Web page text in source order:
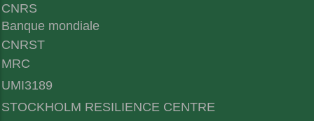
CNRS
Banque mondiale
CNRST
MRC
UMI3189
STOCKHOLM RESILIENCE CENTRE